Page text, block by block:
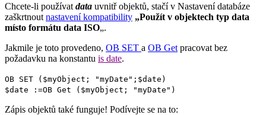
Chcete-li používat data uvnitř objektů, stačí v Nastavení databáze
zaškrtnout nastavení kompatibility „Použít v objektech typ data
místo formátu data ISO„.
Jakmile je toto provedeno, OB SET a OB Get pracovat bez
požadavku na konstantu is date.
OB SET ( $myObject ; "myDate"; $date )
$date :=OB Get ( $myObject ; "myDate")
Zápis objektů také funguje! Podívejte se na to: